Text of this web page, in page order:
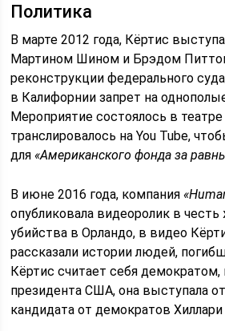
Политика
В марте 2012 года, Кёртис
Мартином Шином и Брэдом
реконструкции федерального
в Калифорнии запрет на
Мероприятие состоялось в
транслировалось на You Tube,
для«Американского фонда за
В июне 2016 года, компания
опубликовала видеоролик в
убийства в Орландо, в видео
рассказали истории людей,
Кёртис считает себя
президента США, она выступала
кандидата от демократов